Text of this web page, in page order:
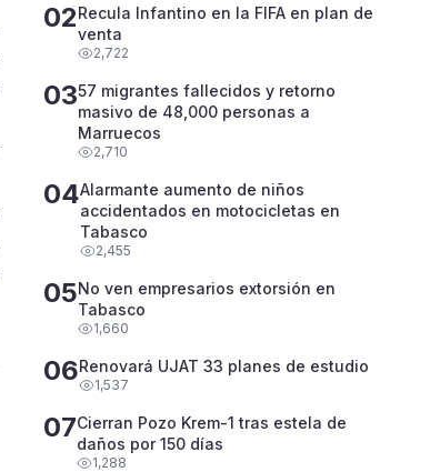
02Recula Infantino en la FIFA en plan de
venta
2,722
0357 migrantes fallecidos y retorno
masivo de 48,000 personas a
Marruecos
2,710
04Alarmante aumento de niños
accidentados en motocicletas en
Tabasco
2,455
05No ven empresarios extorsión en
Tabasco
1,660
06Renovará UJAT 33 planes de estudio
1,537
07Cierran Pozo Krem-1 tras estela de
daños por 150 días
1,288